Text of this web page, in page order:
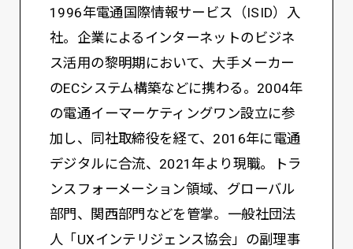
1996年電通国際情報サービス（ISID）入
社。企業によるインターネットのビジネ
ス活用の黎明期において、大手メーカー
のECシステム構築などに携わる。2004年
の電通イーマーケティングワン設立に参
加し、同社取締役を経て、2016年に電通
デジタルに合流、2021年より現職。トラ
ンスフォーメーション領域、グローバル
部門、関西部門などを管掌。一般社団法
人「UXインテリジェンス協会」の副理事